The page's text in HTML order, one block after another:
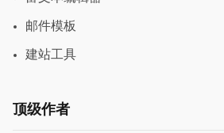
邮件模板
建站工具
顶级作者